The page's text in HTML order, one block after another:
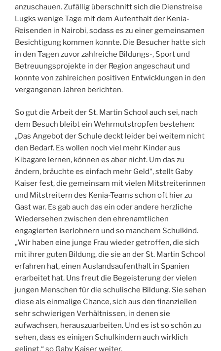
anzuschauen. Zufällig überschnitt sich die Dienstreise
Lugks wenige Tage mit dem Aufenthalt der Kenia-
Reisenden in Nairobi, sodass es zu einer gemeinsamen
Besichtigung kommen konnte. Die Besucher hatte sich
in den Tagen zuvor zahlreiche Bildungs-, Sport und
Betreuungsprojekte in der Region angeschaut und
konnte von zahlreichen positiven Entwicklungen in den
vergangenen Jahren berichten.
So gut die Arbeit der St. Martin School auch sei, nach
dem Besuch bleibt ein Wehrmutstropfen bestehen:
„Das Angebot der Schule deckt leider bei weitem nicht
den Bedarf. Es wollen noch viel mehr Kinder aus
Kibagare lernen, können es aber nicht. Um das zu
ändern, bräuchte es einfach mehr Geld“, stellt Gaby
Kaiser fest, die gemeinsam mit vielen Mitstreiterinnen
und Mitstreitern des Kenia-Teams schon oft hier zu
Gast war. Es gab auch das ein oder andere herzliche
Wiedersehen zwischen den ehrenamtlichen
engagierten Iserlohnern und so manchem Schulkind.
„Wir haben eine junge Frau wieder getroffen, die sich
mit ihrer guten Bildung, die sie an der St. Martin School
erfahren hat, einen Auslandsaufenthalt in Spanien
erarbeitet hat. Uns freut die Begeisterung der vielen
jungen Menschen für die schulische Bildung. Sie sehen
diese als einmalige Chance, sich aus den finanziellen
sehr schwierigen Verhältnissen, in denen sie
aufwachsen, herauszuarbeiten. Und es ist so schön zu
sehen, dass es einigen Schulkindern auch wirklich
gelingt.“ so Gaby Kaiser weiter.